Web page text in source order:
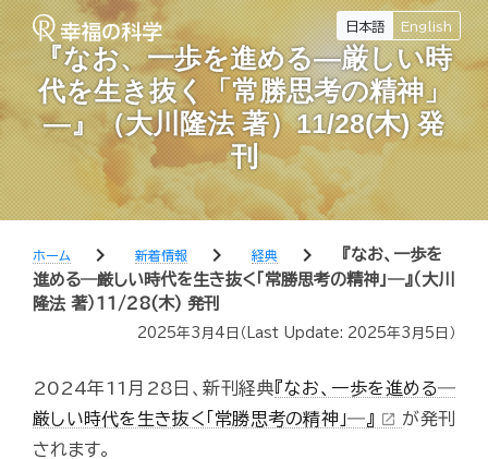
日本語 English
『なお、一歩を進める―厳しい時
代を生き抜く「常勝思考の精神」
―』（大川隆法 著）11/28(木) 発
刊
ホーム chevron_right 新着情報 chevron_right 経典 chevron_right
『なお、一歩を
進める―厳しい時代を生き抜く「常勝思考の精神」―』（大川
隆法 著）11/28(木) 発刊
2025年3月4日 （Last Update: 2025年3月5日 ）
2024年11月28日、新刊経典 『なお、一歩を進める―
厳しい時代を生き抜く「常勝思考の精神」―』 open_in_new が発刊
されます。